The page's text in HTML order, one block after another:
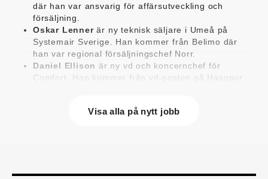
där han var ansvarig för affärsutveckling och
försäljning.
Oskar Lennerär ny teknisk säljare i Umeå på
Systemair Sverige. Han kommer från Belimo där
han var regional försäljningschef Norr.
Daniel Ellison är ny vd och koncernchef för
Comfort. Han kommer från vd-posten på Hasopor.
var försäljningschef i Skandinavien.
Anastasia Anderssonär ny utvecklare av
Visa alla på nytt jobb